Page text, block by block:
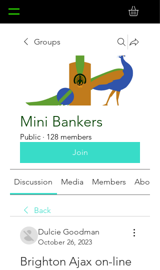
Groups
Mini Bankers
Public · 128 members
Join
Discussion Media Members About
Back
Dulcie Goodman
October 26, 2023
Brighton Ajax on-line